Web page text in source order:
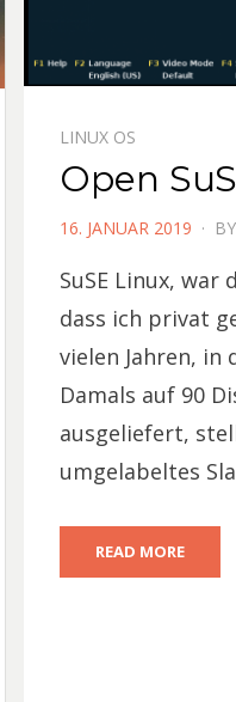
LINUX OS
Open
POSTED
16. JANUAR 2019 BY
SuSE Linux, war
dass ich privat
vielen Jahren, in
Damals auf 90
ausgeliefert,
umgelabeltes
READ MORE